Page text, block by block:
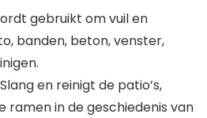
gebruikt om vuil en
banden, beton, venster,
en reinigt de patio’s,
ramen in de geschiedenis van